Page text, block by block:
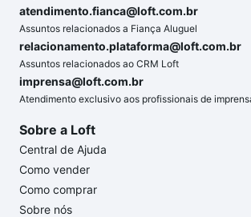
atendimento.fianca@loft.com.br
Assuntos relacionados a Fiança Aluguel
relacionamento.plataforma@loft.com.br
Assuntos relacionados ao CRM Loft
imprensa@loft.com.br
Atendimento exclusivo aos profissionais de
Sobre a Loft
Central de Ajuda
Como vender
Como comprar
Sobre nós